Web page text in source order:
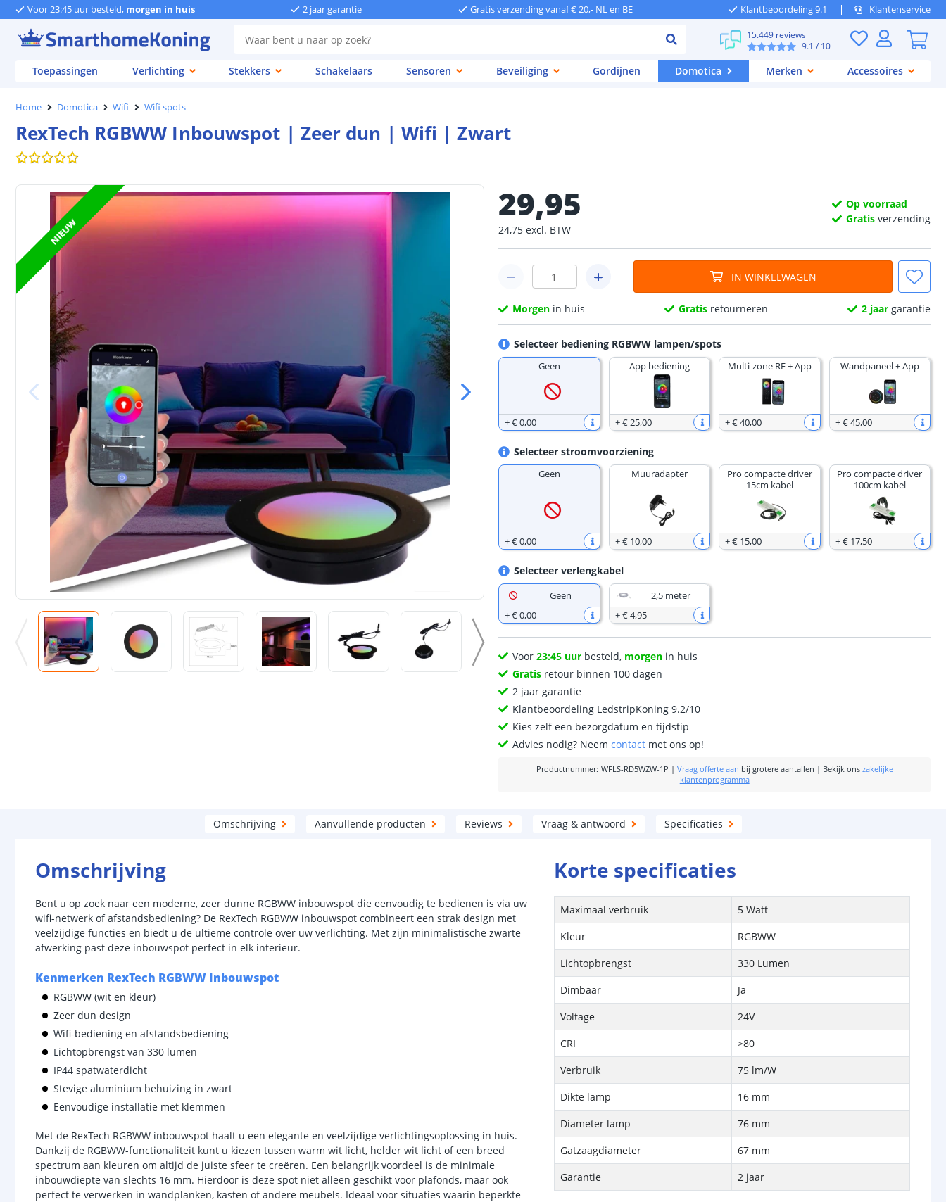
Voor 23:45 uur besteld, morgen in huis 2 jaar garantie Gratis verzending vanaf € 20,- NL en BE Klantbeoordeling 9.1 Klantenservice
15.449 reviews
9.1 / 10
Toepassingen Verlichting Stekkers Schakelaars Sensoren Beveiliging Gordijnen Domotica Merken Accessoires
Home Domotica Wifi Wifi spots
RexTech RGBWW Inbouwspot | Zeer dun | Wifi | Zwart
NIEUW
29,95
24,75 excl. BTW
Op voorraad
Gratis verzending
IN WINKELWAGEN
Morgen in huis Gratis retourneren 2 jaargarantie
Selecteer bediening RGBWW lampen/spots
Geen
+€ 0,00
App bediening
+€ 25,00
Multi-zone RF + App
+€ 40,00
Wandpaneel + App
+€ 45,00
Selecteer stroomvoorziening
Geen
+€ 0,00
Muuradapter
+€ 10,00
Pro compacte driver
15cm kabel
+€ 15,00
Pro compacte driver
100cm kabel
+€ 17,50
Selecteer verlengkabel
Geen
+€ 0,00
2,5 meter
+€ 4,95
Voor23:45 uur besteld, morgen in huis
Gratis retour binnen 100 dagen
2 jaar garantie
Klantbeoordeling LedstripKoning 9.2/10
Kies zelf een bezorgdatum en tijdstip
Advies nodig? Neemcontact met ons op!
Productnummer: WFLS-RD5WZW-1P | Vraag offerte aan bij grotere aantallen | Bekijk ons zakelijke
klantenprogramma
Omschrijving Aanvullende producten Reviews Vraag & antwoord Specificaties
Omschrijving
Bent u op zoek naar een moderne, zeer dunne RGBWW inbouwspot die eenvoudig te bedienen is via uw
wifi-netwerk of afstandsbediening? De RexTech RGBWW inbouwspot combineert een strak design met
veelzijdige functies en biedt u de ultieme controle over uw verlichting. Met zijn minimalistische zwarte
afwerking past deze inbouwspot perfect in elk interieur.
Kenmerken RexTech RGBWW Inbouwspot
RGBWW (wit en kleur)
Zeer dun design
Wifi-bediening en afstandsbediening
Lichtopbrengst van 330 lumen
IP44 spatwaterdicht
Stevige aluminium behuizing in zwart
Eenvoudige installatie met klemmen
Met de RexTech RGBWW inbouwspot haalt u een elegante en veelzijdige verlichtingsoplossing in huis.
Dankzij de RGBWW-functionaliteit kunt u kiezen tussen warm wit licht, helder wit licht of een breed
spectrum aan kleuren om altijd de juiste sfeer te creëren. Een belangrijk voordeel is de minimale
inbouwdiepte van slechts 16 mm. Hierdoor is deze spot niet alleen geschikt voor plafonds, maar ook
perfect te verwerken in wandplanken, kasten of andere meubels. Ideaal voor situaties waarin beperkte
Korte specificaties
Maximaal verbruik
5 Watt
Kleur
RGBWW
Lichtopbrengst
330 Lumen
Dimbaar
Ja
Voltage
24V
CRI
>80
Verbruik
75 lm/W
Dikte lamp
16 mm
Diameter lamp
76 mm
Gatzaagdiameter
67 mm
Garantie
2 jaar